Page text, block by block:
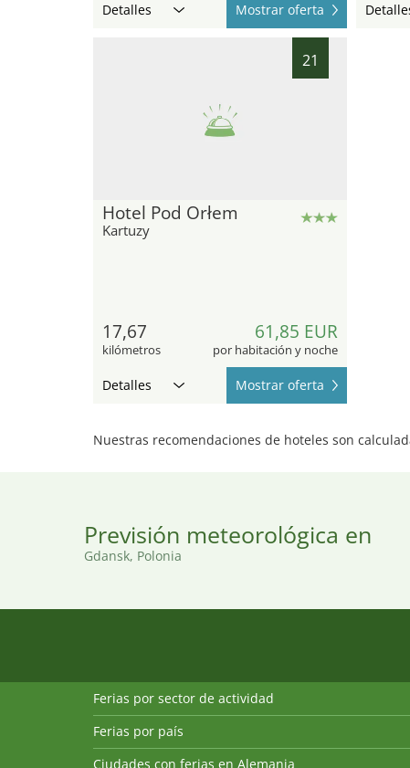
Detalles Mostrar oferta
21
Hotel Pod Orłem
Kartuzy
17,67
kilómetros
61,85 EUR
por habitación y noche
Detalles Mostrar oferta
Nuestras recomendaciones de hoteles son
Previsión meteorológica en
Gdansk, Polonia
Ferias por sector de actividad
Ferias por país
Ciudades con ferias en Alemania